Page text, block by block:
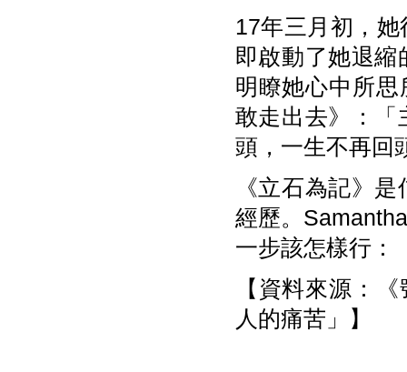
17年三月初，
即啟動了她退縮
明瞭她心中所
敢走出去》：「
頭，一生不再
《立石為記》
經歷。
一步該怎樣行：
【資料來源：
人的痛苦」】